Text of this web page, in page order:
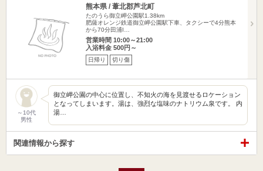
熊本県 / 葦北郡芦北町
たのうら御立岬公園駅1.38km
肥薩オレンジ鉄道御立岬公園駅下車、タクシーで4分熊本
から70分田浦I…
営業時間 10:00～21:00
入浴料金 500円～
日帰り 切り傷
～10代
男性
御立岬公園の中心に位置し、不知火の海を見渡せるロケーション
となってしまいます。湯は、強烈な塩味のナトリウム泉です。 内
湯…
関連情報から探す